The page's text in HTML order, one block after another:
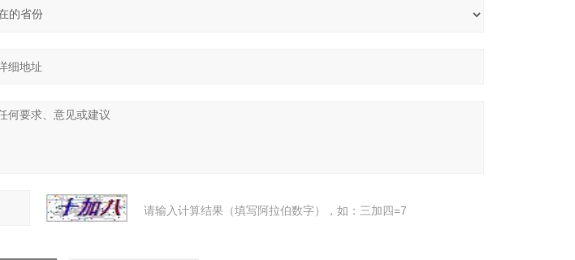
请输入计算结果（填写阿拉伯数字），如：三加四=7